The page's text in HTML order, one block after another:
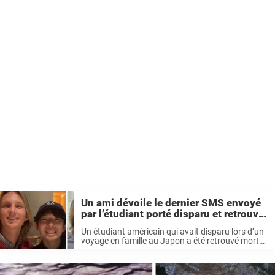
Un ami dévoile le dernier SMS envoyé
par l’étudiant porté disparu et retrouvé
mort au Japon après plusieurs jours de
recherches
Un étudiant américain qui avait disparu lors d’un
voyage en famille au Japon a été retrouvé mort
inquiétante de Weston à Kyoto ...